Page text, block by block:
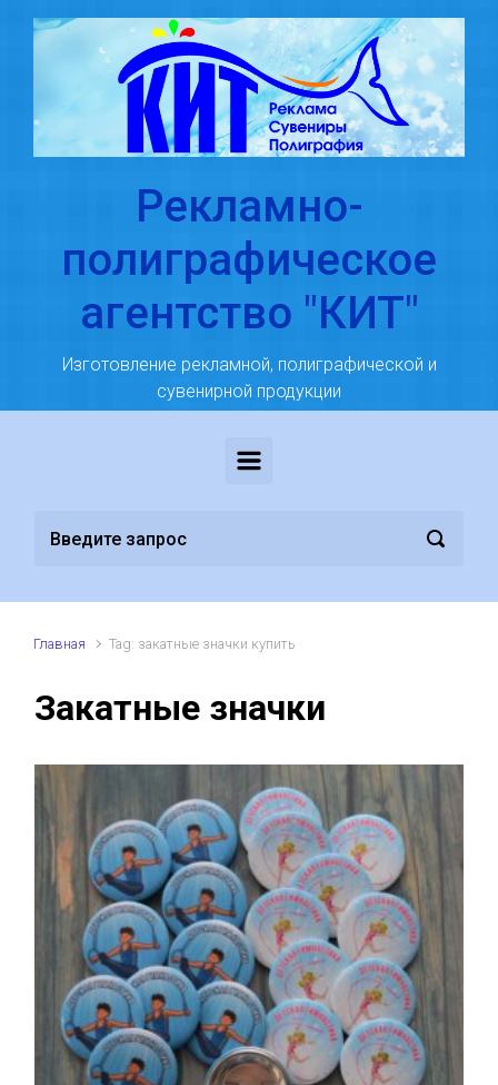
Skip to main content
Рекламно-
полиграфическое
агентство "КИТ"
Изготовление рекламной, полиграфической и
сувенирной продукции
Главная Tag: закатные значки купить
Закатные значки